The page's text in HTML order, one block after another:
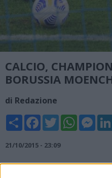
CALCIO,
BORUSSIA
di Redazione
Share FacebookTwitterWhatsApp
21/10/2015 - 23:09
TORINO - Dopo due vittorie